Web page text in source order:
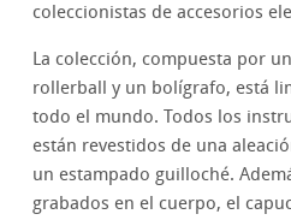
coleccionistas de accesorios
La colección, compuesta por
rollerball y un bolígrafo, está
todo el mundo. Todos los
están revestidos de una
un estampado guilloché.
grabados en el cuerpo, el